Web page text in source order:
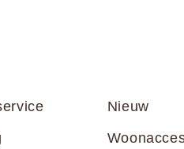
Nieuw